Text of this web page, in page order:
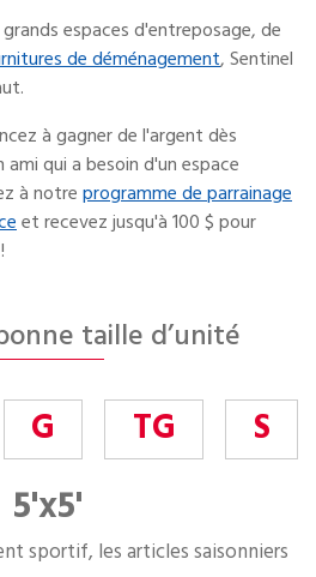
espaces d'entreposage, de
de déménagement, Sentinel
à gagner de l'argent dès
qui a besoin d'un espace
à notreprogramme de parrainage
et recevez jusqu'à 100 $ pour
taille d’unité
G TG S
5'x5'
sportif, les articles saisonniers